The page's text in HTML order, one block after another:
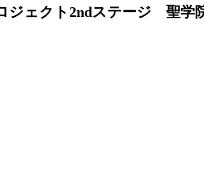
ジェクト2ndステージ 聖学